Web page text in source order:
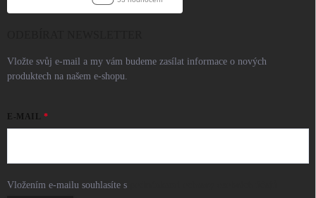
Vložte svůj e-mail a my vám budeme zasílat informace o nových
produktech na našem e-shopu.
E-MAIL
Vložením e-mailu souhlasíte s